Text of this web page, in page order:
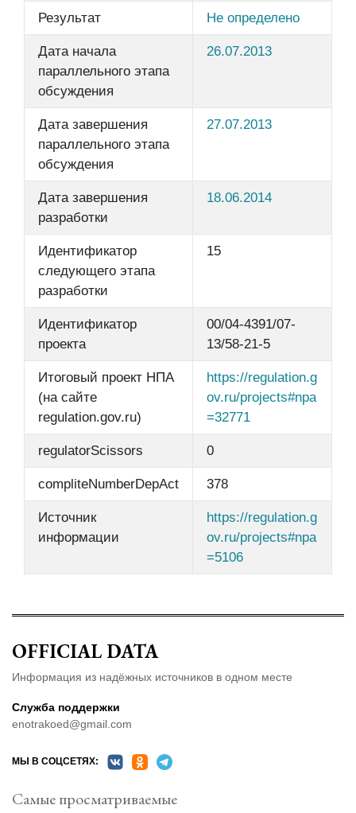
Результат Не определено
Дата начала
параллельного этапа
обсуждения
26.07.2013
Дата завершения
параллельного этапа
обсуждения
27.07.2013
Дата завершения
разработки
18.06.2014
Идентификатор
следующего этапа
разработки
15
Идентификатор
проекта
00/04-4391/07-
13/58-21-5
Итоговый проект НПА
(на сайте
regulation.gov.ru)
https://regulation.g
ov.ru/projects#npa
=32771
regulatorScissors 0
compliteNumberDepAct 378
Источник
информации
https://regulation.g
ov.ru/projects#npa
=5106
OFFICIAL DATA
Информация из надёжных источников в одном месте
Служба поддержки
enotrakoed@gmail.com
МЫ В СОЦСЕТЯХ:
Самые просматриваемые